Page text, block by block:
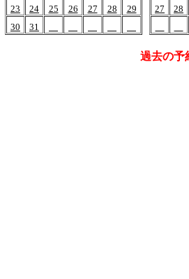
23
24 25 26 27 28
29
30
31
27
28
過去の予